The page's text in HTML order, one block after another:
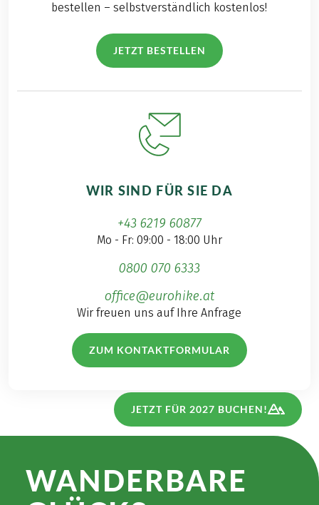
bestellen – selbstverständlich kostenlos!
JETZT BESTELLEN
WIR SIND FÜR SIE DA
+43 6219 60877
Mo - Fr: 09:00 - 18:00 Uhr
0800 070 6333
office@eurohike.at
Wir freuen uns auf Ihre Anfrage
ZUM KONTAKTFORMULAR
WANDER­BARE
JETZT FÜR 2027 BUCHEN!